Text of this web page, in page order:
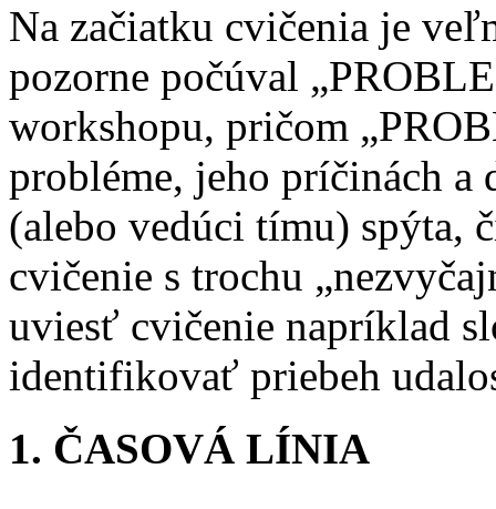
Na začiatku cvičenia je
pozorne počúval
workshopu, pričom
probléme, jeho príčinách a
(alebo vedúci tímu) spýta,
cvičenie s trochu
uviesť cvičenie napríklad
identifikovať priebeh
1. ČASOVÁ LÍNIA